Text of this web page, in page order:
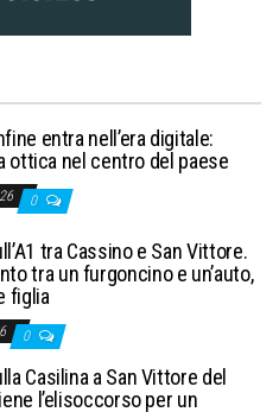
entra nell’era digitale:
ottica nel centro del paese
0
tra Cassino e San Vittore.
tra un furgoncino e un’auto,
figlia
0
Casilina a San Vittore del
l’elisoccorso per un